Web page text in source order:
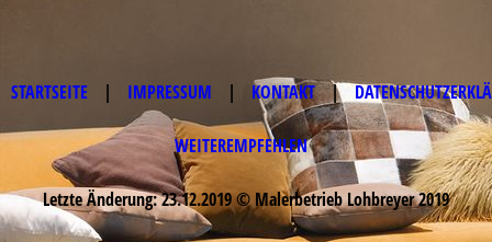
STARTSEITE | IMPRESSUM | KONTAKT |
WEITEREMPFEHLEN
Letzte Änderung: 23.12.2019 © Malerbetrieb Lohbreyer 2019